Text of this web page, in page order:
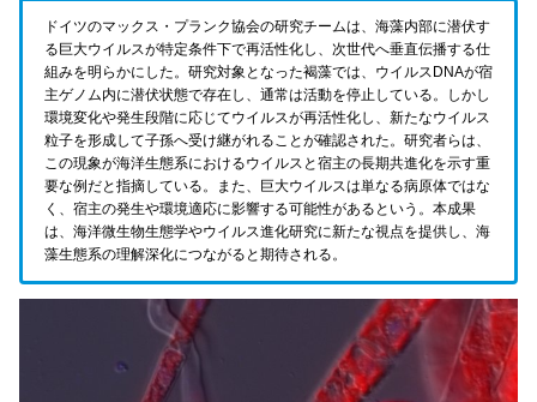
ドイツのマックス・プランク協会の研究チームは、海藻内部に潜伏す
る巨大ウイルスが特定条件下で再活性化し、次世代へ垂直伝播する仕
組みを明らかにした。研究対象となった褐藻では、ウイルスDNAが宿
主ゲノム内に潜伏状態で存在し、通常は活動を停止している。しかし
環境変化や発生段階に応じてウイルスが再活性化し、新たなウイルス
粒子を形成して子孫へ受け継がれることが確認された。研究者らは、
この現象が海洋生態系におけるウイルスと宿主の長期共進化を示す重
要な例だと指摘している。また、巨大ウイルスは単なる病原体ではな
く、宿主の発生や環境適応に影響する可能性があるという。本成果
は、海洋微生物生態学やウイルス進化研究に新たな視点を提供し、海
藻生態系の理解深化につながると期待される。